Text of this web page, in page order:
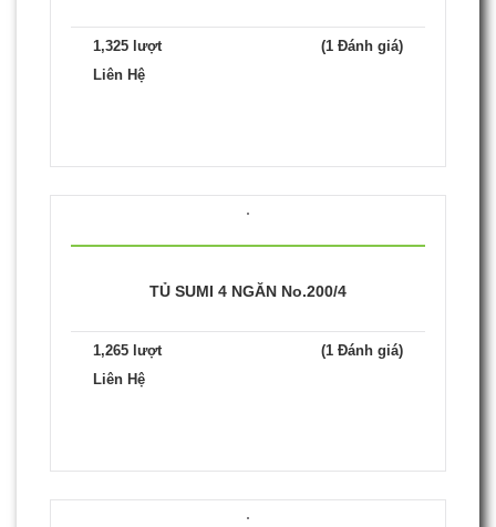
1,325 lượt
(1 Đánh giá)
Liên Hệ
TỦ SUMI 4 NGĂN No.200/4
1,265 lượt
(1 Đánh giá)
Liên Hệ